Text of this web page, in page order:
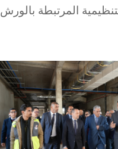
المرتبطة بالورش